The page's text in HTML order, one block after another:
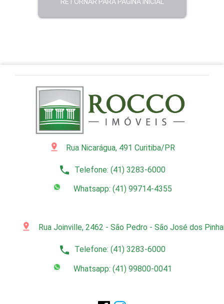
pin_drop Rua Nicarágua, 491 Curitiba/PR
phone Telefone: (41) 3283-6000
Whatsapp: (41) 99714-4355
pin_drop Rua Joinville, 2462 - São Pedro - São José dos
phone Telefone: (41) 3283-6000
Whatsapp: (41) 99800-0041